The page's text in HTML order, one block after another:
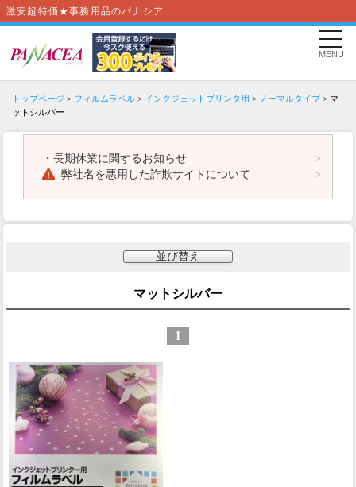
激安超特価★事務用品のパナシア
MENU
トップページ > フィルムラベル > インクジェットプリンタ用 > ノーマルタイプ> マ
ットシルバー
・ 長期休業に関するお知らせ
弊社名を悪用した詐欺サイトについて
並び替え
マットシルバー
1